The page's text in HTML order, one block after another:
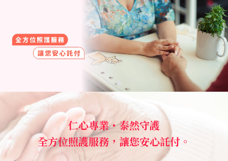
看護
桃園看護
八德看護
三峽看護
仁心專業・泰然守護
全方位照護服務，讓您安心託付。